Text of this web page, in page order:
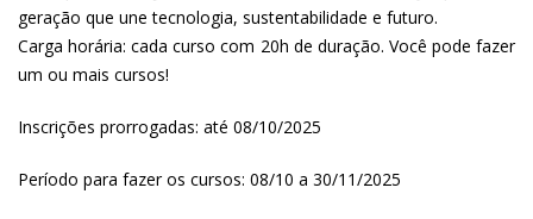
geração que une tecnologia, sustentabilidade e futuro.
Carga horária: cada curso com 20h de duração. Você pode fazer
um ou mais cursos!
Inscrições prorrogadas: até 08/10/2025
Período para fazer os cursos: 08/10 a 30/11/2025